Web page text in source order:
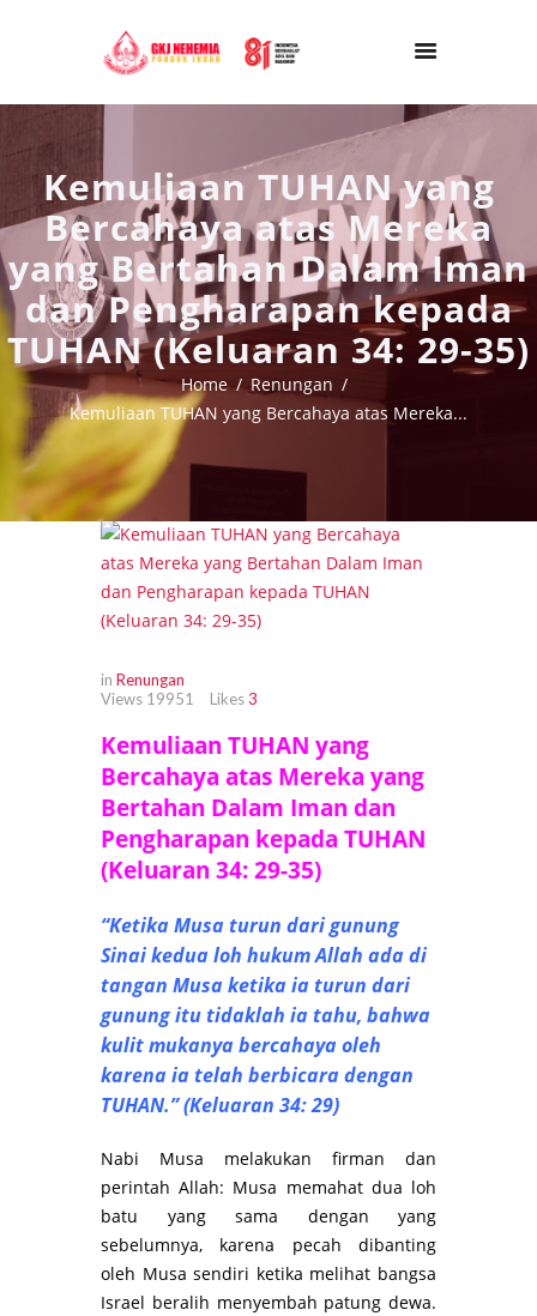
Kemuliaan TUHAN yang
Bercahaya atas Mereka
yang Bertahan Dalam Iman
dan Pengharapan kepada
TUHAN (Keluaran 34: 29-35)
Home
Renungan
Kemuliaan TUHAN yang Bercahaya atas Mereka...
in Renungan
Views 19951 Likes3
Kemuliaan TUHAN yang
Bercahaya atas Mereka yang
Bertahan Dalam Iman dan
Pengharapan kepada TUHAN
(Keluaran 34: 29-35)
“Ketika Musa turun dari gunung
Sinai kedua loh hukum Allah ada di
tangan Musa ketika ia turun dari
gunung itu tidaklah ia tahu, bahwa
kulit mukanya bercahaya oleh
karena ia telah berbicara dengan
TUHAN.” (Keluaran 34: 29)
Nabi Musa melakukan firman dan
perintah Allah: Musa memahat dua loh
batu yang sama dengan yang
sebelumnya, karena pecah dibanting
oleh Musa sendiri ketika melihat bangsa
Israel beralih menyembah patung dewa.